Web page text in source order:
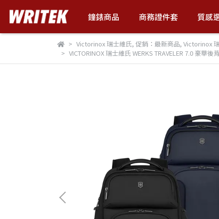
鐘錶商品 商務證件套 質感
Victorinox 瑞士維氏, 促銷：最新商品, Victorinox
VICTORINOX 瑞士維氏 WERKS TRAVELER 7.0 豪華後